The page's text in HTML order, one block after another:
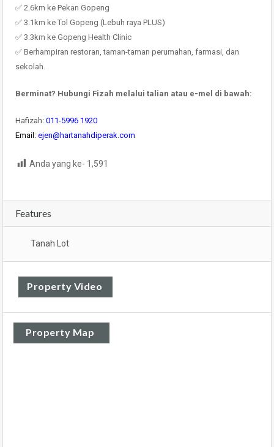
✅ 2.6km ke Pekan Gopeng
✅ 3.1km ke Tol Gopeng (Lebuh raya PLUS)
✅ 3.3km ke Gopeng Health Clinic
✅ Berhampiran restoran, taman-taman perumahan, farmasi, dan
sekolah.
Berminat? Hubungi Fizah melalui talian atau e-mel di bawah:
Hafizah: 011-5996 1920
Email: ejen@hartanahdiperak.com
Anda yang ke- 1,591
Features
Tanah Lot
Property Video
Property Map